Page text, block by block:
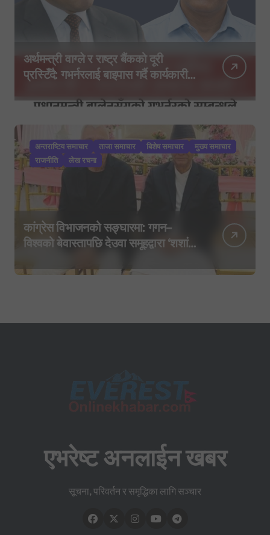
अर्थमन्त्री वाग्ले र राष्ट्र बैंकको दूरी
प्रस्टिँदै: गभर्नरलाई बाइपास गर्दै कार्यकारी
अन्तराष्टिय समाचार ताजा समाचार बिशेष समाचार
मुख्य समाचार
राजनीति
लेख रचना
कांग्रेस विभाजनको सङ्घारमा: गगन–
विश्वको बेवास्तापछि देउवा समूहद्वारा ‘शशांक
यात्राको घोषणा तयारी!
एभरेष्ट अनलाईन खबर
सूचना, परिवर्तन र समृद्धिका लागि सञ्चार